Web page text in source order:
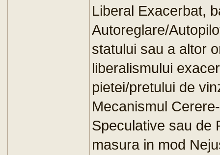
Liberal Exacerbat,
Autoreglare/
statului sau a altor
liberalismului
pietei/pretului de
Mecanismul
Speculative sau de
masura in mod